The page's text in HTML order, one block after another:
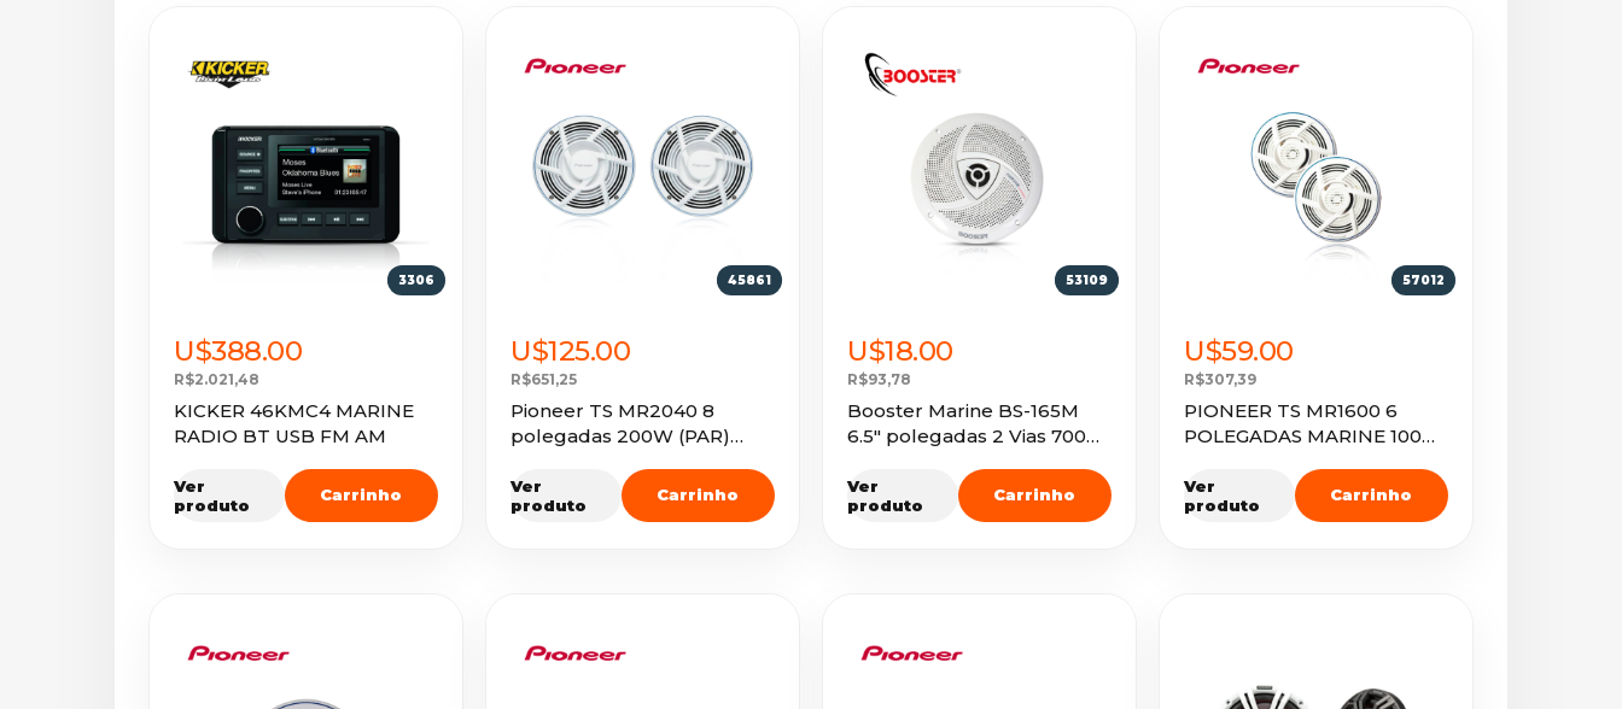
3306
U$388.00
R$2.021,48
KICKER 46KMC4 MARINE
RADIO BT USB FM AM
Ver
produto
Carrinho
45861
U$125.00
R$651,25
Pioneer TS MR2040 8
polegadas 200W (PAR)
Ver
produto
Carrinho
53109
U$18.00
R$93,78
Booster Marine BS-165M
6.5" polegadas 2 Vias 700W
Ver
produto
Carrinho
57012
U$59.00
R$307,39
PIONEER TS MR1600 6
POLEGADAS MARINE 100W
Ver
produto
Carrinho